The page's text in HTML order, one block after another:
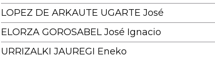
LOPEZ DE ARKAUTE UGARTE José
ELORZA GOROSABEL José Ignacio
URRIZALKI JAUREGI Eneko